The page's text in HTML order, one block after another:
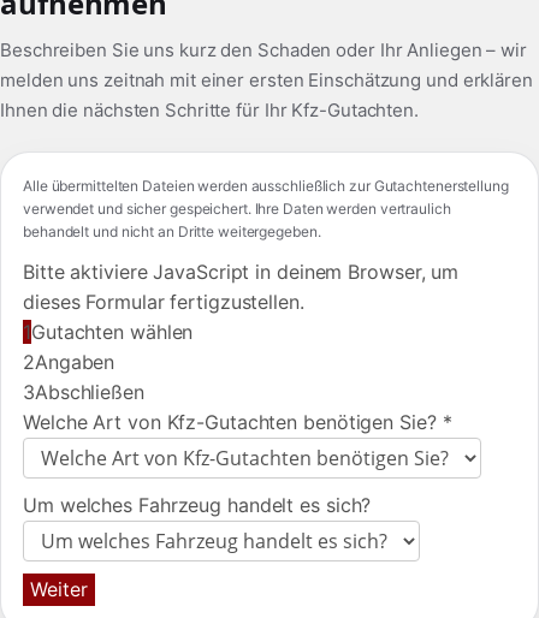
Beschreiben Sie uns kurz den Schaden oder Ihr Anliegen – wir
melden uns zeitnah mit einer ersten Einschätzung und erklären
Ihnen die nächsten Schritte für Ihr Kfz-Gutachten.
Alle übermittelten Dateien werden ausschließlich zur Gutachtenerstellung
verwendet und sicher gespeichert. Ihre Daten werden vertraulich
behandelt und nicht an Dritte weitergegeben.
Bitte aktiviere JavaScript in deinem Browser, um
dieses Formular fertigzustellen.
1Gutachten wählen
2Angaben
3Abschließen
Welche Art von Kfz-Gutachten benötigen Sie? *
Um welches Fahrzeug handelt es sich?
Weiter